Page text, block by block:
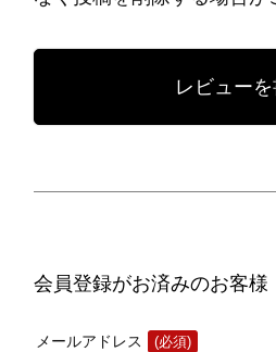
レビューを
会員登録がお済みのお客様
メールアドレス